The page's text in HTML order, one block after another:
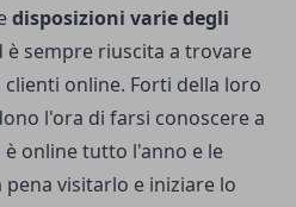
disposizioni varie degli
è sempre riuscita a trovare
online. Forti della loro
l'ora di farsi conoscere a
online tutto l'anno e le
visitarlo e iniziare lo